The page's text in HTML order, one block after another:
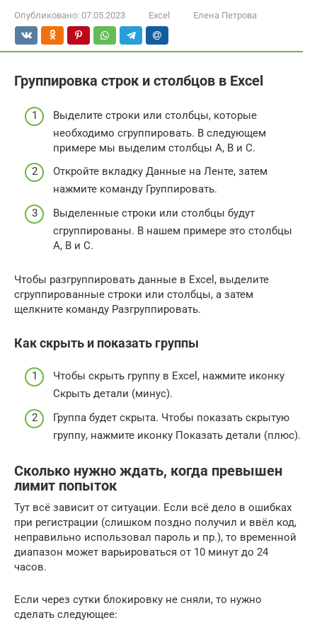
Опубликовано: 07.05.2023 Excel Елена Петрова
Группировка строк и столбцов в Excel
Выделите строки или столбцы, которые
необходимо сгруппировать. В следующем
примере мы выделим столбцы A, B и C.
Откройте вкладку Данные на Ленте, затем
нажмите команду Группировать.
Выделенные строки или столбцы будут
сгруппированы. В нашем примере это столбцы
A, B и C.
Чтобы разгруппировать данные в Excel, выделите
сгруппированные строки или столбцы, а затем
щелкните команду Разгруппировать.
Как скрыть и показать группы
Чтобы скрыть группу в Excel, нажмите иконку
Скрыть детали (минус).
Группа будет скрыта. Чтобы показать скрытую
группу, нажмите иконку Показать детали (плюс).
Сколько нужно ждать, когда превышен
лимит попыток
Тут всё зависит от ситуации. Если всё дело в ошибках
при регистрации (слишком поздно получил и ввёл код,
неправильно использовал пароль и пр.), то временной
диапазон может варьироваться от 10 минут до 24
часов.
Если через сутки блокировку не сняли, то нужно
сделать следующее: